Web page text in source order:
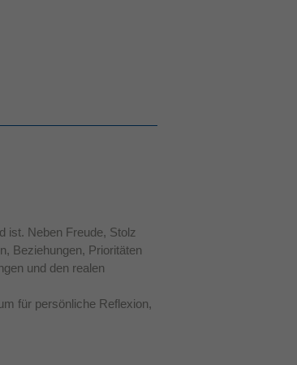
ist. Neben Freude, Stolz
Beziehungen, Prioritäten
und den realen
für persönliche Reflexion,